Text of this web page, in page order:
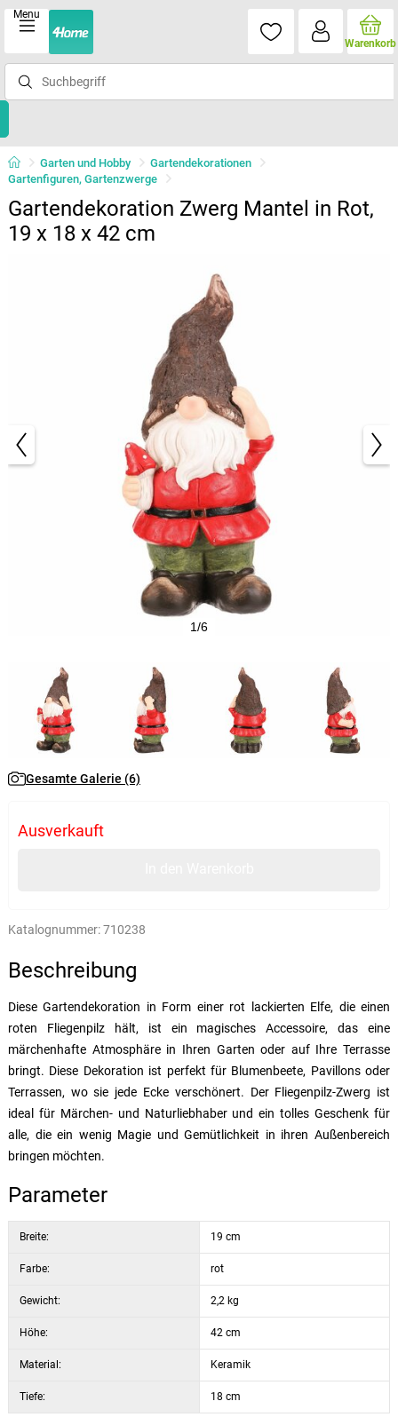
Menu
Warenkorb
Garten und Hobby
Gartendekorationen
Gartenfiguren, Gartenzwerge
Gartendekoration Zwerg Mantel in Rot,
19 x 18 x 42 cm
1/6
Gesamte Galerie (6)
Ausverkauft
Katalognummer:710238
Beschreibung
Diese Gartendekoration in Form einer rot lackierten Elfe, die einen
roten Fliegenpilz hält, ist ein magisches Accessoire, das eine
märchenhafte Atmosphäre in Ihren Garten oder auf Ihre Terrasse
bringt. Diese Dekoration ist perfekt für Blumenbeete, Pavillons oder
Terrassen, wo sie jede Ecke verschönert. Der Fliegenpilz-Zwerg ist
ideal für Märchen- und Naturliebhaber und ein tolles Geschenk für
alle, die ein wenig Magie und Gemütlichkeit in ihren Außenbereich
bringen möchten.
Parameter
Breite: 19 cm
Farbe: rot
Gewicht: 2,2 kg
Höhe: 42 cm
Material: Keramik
Tiefe: 18 cm